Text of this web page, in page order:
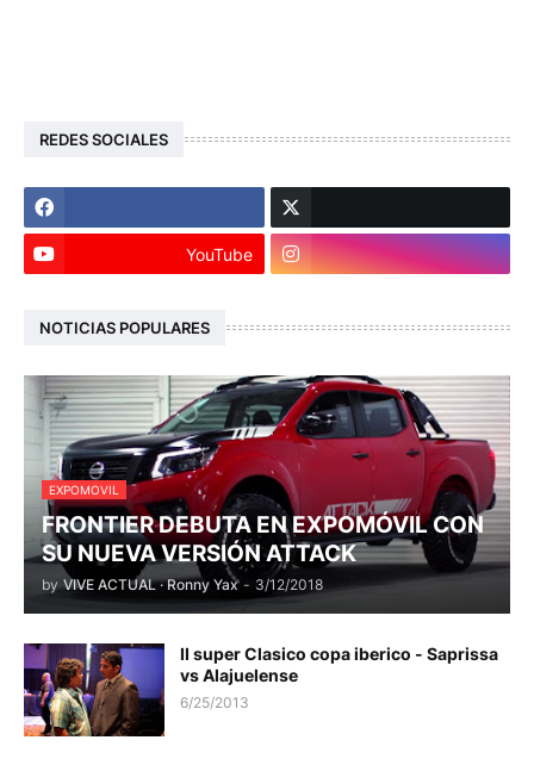
REDES SOCIALES
YouTube
NOTICIAS POPULARES
EXPOMOVIL
FRONTIER DEBUTA EN EXPOMÓVIL CON
SU NUEVA VERSIÓN ATTACK
by VIVE ACTUAL · Ronny Yax - 3/12/2018
II super Clasico copa iberico - Saprissa
vs Alajuelense
6/25/2013